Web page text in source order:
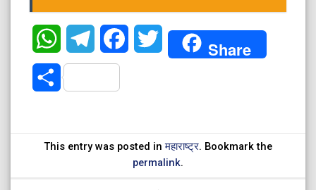
WhatsAppTelegramFacebookTwitter Share
Share
This entry was posted inमहाराष्ट्र. Bookmark the
permalink.